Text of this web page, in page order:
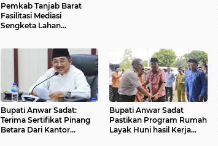
Pemkab Tanjab Barat
Fasilitasi Mediasi
Sengketa Lahan
Bupati Anwar Sadat:
Terima Sertifikat Pinang
Betara Dari Kantor
Bupati Anwar Sadat
Pastikan Program Rumah
Layak Huni hasil Kerja